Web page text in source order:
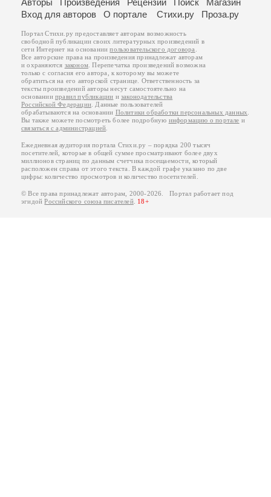
Авторы Произведения Рецензии Поиск
Магазин
Вход для авторов
О портале Стихи.ру Проза.ру
Портал Стихи.ру предоставляет авторам возможность
свободной публикации своих литературных произведений в
сети Интернет на основаниипользовательского договора
Все авторские права на произведения принадлежат авторам
и охраняются законом . Перепечатка произведений возможна
только с согласия его автора, к которому вы можете
обратиться на его авторской странице. Ответственность за
тексты произведений авторы несут самостоятельно на
основанииправил публикации изаконодательства
Российской Федерации . Данные пользователей
обрабатываются на основании Политики обработки персональных данных
Вы также можете посмотреть более подробную информацию о портале и
связаться с администрацией
Ежедневная аудитория портала Стихи.ру – порядка 200 тысяч
посетителей, которые в общей сумме просматривают более двух
миллионов страниц по данным счетчика посещаемости, который
расположен справа от этого текста. В каждой графе указано по две
цифры: количество просмотров и количество посетителей.
© Все права принадлежат авторам, 2000-2026. Портал работает под
эгидойРоссийского союза писателей. 18+